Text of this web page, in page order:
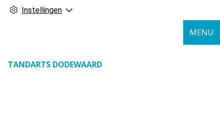
Instellingen
TANDARTS DODEWAARD
MENU